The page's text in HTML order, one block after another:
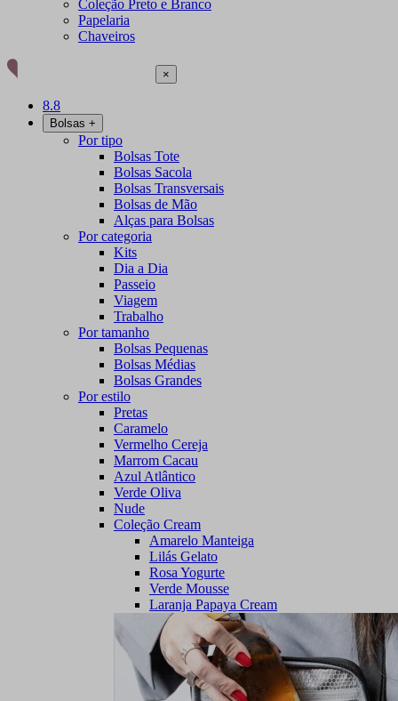
Coleção Preto e Branco
Papelaria
Chaveiros
×
8.8
Bolsas +
Por tipo
Bolsas Tote
Bolsas Sacola
Bolsas Transversais
Bolsas de Mão
Alças para Bolsas
Por categoria
Kits
Dia a Dia
Passeio
Viagem
Trabalho
Por tamanho
Bolsas Pequenas
Bolsas Médias
Bolsas Grandes
Por estilo
Pretas
Caramelo
Vermelho Cereja
Marrom Cacau
Azul Atlântico
Verde Oliva
Nude
Coleção Cream
Amarelo Manteiga
Lilás Gelato
Rosa Yogurte
Verde Mousse
Laranja Papaya Cream